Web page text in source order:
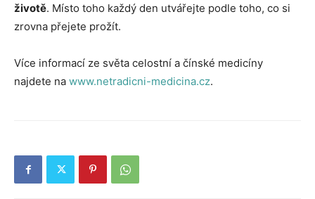
životě. Místo toho každý den utvářejte podle toho, co si
zrovna přejete prožít.
Více informací ze světa celostní a čínské medicíny
najdete na www.netradicni-medicina.cz.